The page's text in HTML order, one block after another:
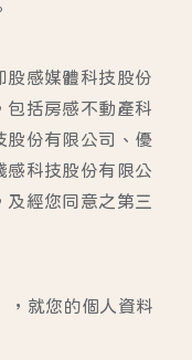
股感媒體科技股份
包括房感不動產科
股份有限公司、優
感科技股份有限公
及經您同意之第三
，就您的個人資料